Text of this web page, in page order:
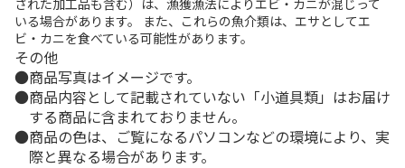
された加工品も含む）は、漁獲漁法によりエビ・カニが混じって
いる場合があります。 また、これらの魚介類は、エサとしてエ
ビ・カニを食べている可能性があります。
その他
商品写真はイメージです。
商品内容として記載されていない「小道具類」はお届け
する商品に含まれておりません。
商品の色は、ご覧になるパソコンなどの環境により、実
際と異なる場合があります。